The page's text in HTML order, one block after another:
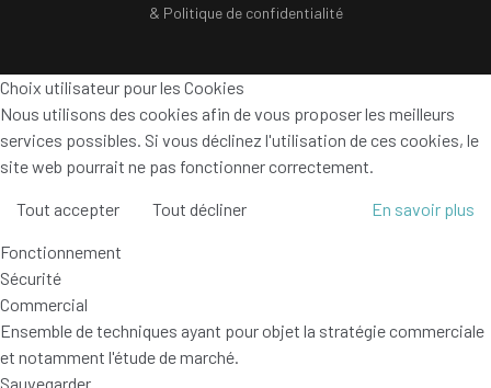
& Politique de confidentialité
Choix utilisateur pour les Cookies
Nous utilisons des cookies afin de vous proposer les meilleurs
services possibles. Si vous déclinez l'utilisation de ces cookies, le
site web pourrait ne pas fonctionner correctement.
Tout accepter Tout décliner En savoir plus
Fonctionnement
Sécurité
Commercial
Ensemble de techniques ayant pour objet la stratégie commerciale
et notamment l'étude de marché.
Sauvegarder